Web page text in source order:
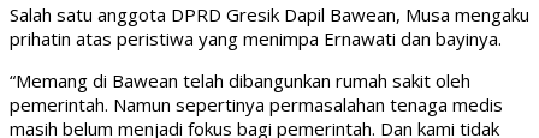
Salah satu anggota DPRD Gresik Dapil Bawean, Musa mengaku
prihatin atas peristiwa yang menimpa Ernawati dan bayinya.
“Memang di Bawean telah dibangunkan rumah sakit oleh
pemerintah. Namun sepertinya permasalahan tenaga medis
masih belum menjadi fokus bagi pemerintah. Dan kami tidak